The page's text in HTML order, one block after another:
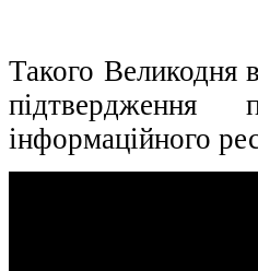
Такого Великодня
підтвердження
інформаційного